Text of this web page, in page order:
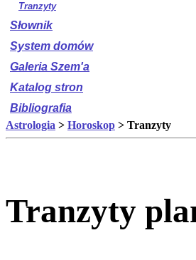
Tranzyty
Słownik
System domów
Galeria Szem'a
Katalog stron
Bibliografia
Astrologia > Horoskop > Tranzyty
Tranzyty